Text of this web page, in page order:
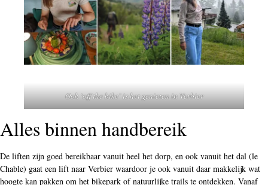
Ook ‘off the bike’ is het genieten in Verbier
Alles binnen handbereik
De liften zijn goed bereikbaar vanuit heel het dorp, en ook vanuit het dal (le
Chable) gaat een lift naar Verbier waardoor je ook vanuit daar makkelijk wat
hoogte kan pakken om het bikepark of natuurlijke trails te ontdekken. Vanaf